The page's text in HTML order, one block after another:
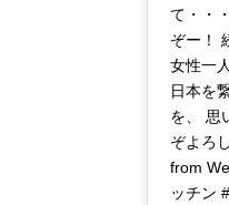
て・・
ぞー！
女性一
日本を
を、 思
ぞよろ
from
ッチン